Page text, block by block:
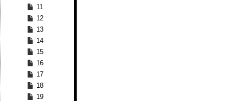
11
12
13
14
15
16
17
18
19